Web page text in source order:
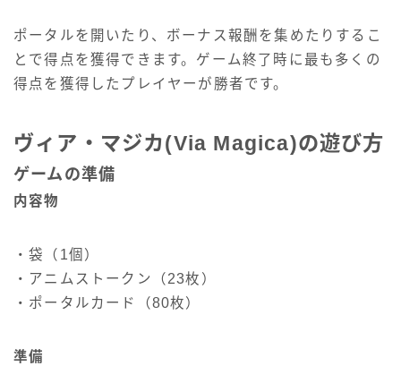
ポータルを開いたり、ボーナス報酬を集めたりするこ
とで得点を獲得できます。ゲーム終了時に最も多くの
得点を獲得したプレイヤーが勝者です。
ヴィア・マジカ(Via Magica)の遊び方
ゲームの準備
内容物
・袋（1個）
・アニムストークン（23枚）
・ポータルカード（80枚）
準備